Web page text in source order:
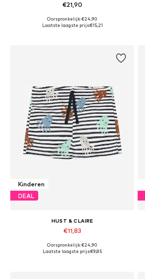
€21,90
Beschikbare maten: 50, 92
Oorspronkelijk: €24,90
Laatste laagste prijs:€15,21
Kinderen
DEAL
HUST & CLAIRE
€11,83
Beschikbare maten: 98-104, 110-116
Oorspronkelijk: €24,90
Laatste laagste prijs:€9,85